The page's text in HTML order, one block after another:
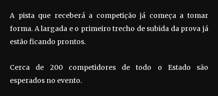
A pista que receberá a competição já começa a tomar
forma. A largada e o primeiro trecho de subida da prova já
estão ficando prontos.
Cerca de 200 competidores de todo o Estado são
esperados no evento.